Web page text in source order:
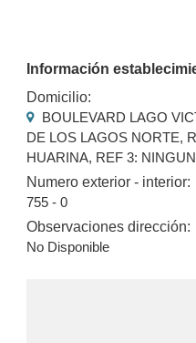
Información
Domicilio:
BOULEVARD LAGO
DE LOS LAGOS NORTE,
HUARINA, REF 3:
Numero exterior - interior:
755 - 0
Observaciones dirección:
No Disponible